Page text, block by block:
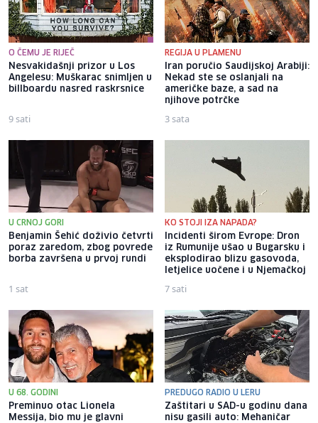
O ČEMU JE RIJEČ
Nesvakidašnji prizor u Los
Angelesu: Muškarac snimljen u
billboardu nasred raskrsnice
9 sati
REGIJA U PLAMENU
Iran poručio Saudijskoj Arabiji:
Nekad ste se oslanjali na
američke baze, a sad na
njihove potrčke
3 sata
U CRNOJ GORI
Benjamin Šehić doživio četvrti
poraz zaredom, zbog povrede
borba završena u prvoj rundi
1 sat
KO STOJI IZA NAPADA?
Incidenti širom Evrope: Dron
iz Rumunije ušao u Bugarsku i
eksplodirao blizu gasovoda,
letjelice uočene i u Njemačkoj
7 sati
U 68. GODINI
Preminuo otac Lionela
Messija, bio mu je glavni
PREDUGO RADIO U LERU
Zaštitari u SAD-u godinu dana
nisu gasili auto: Mehaničar